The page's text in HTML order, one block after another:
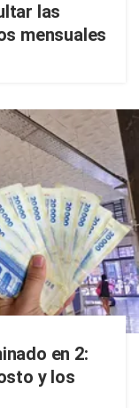
las
mensuales
en 2:
y los